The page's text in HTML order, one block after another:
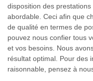
disposition des
abordable. Ceci afin que
de qualité en termes de
pouvez nous confier tous
et vos besoins. Nous
résultat optimal. Pour des
raisonnable, pensez à